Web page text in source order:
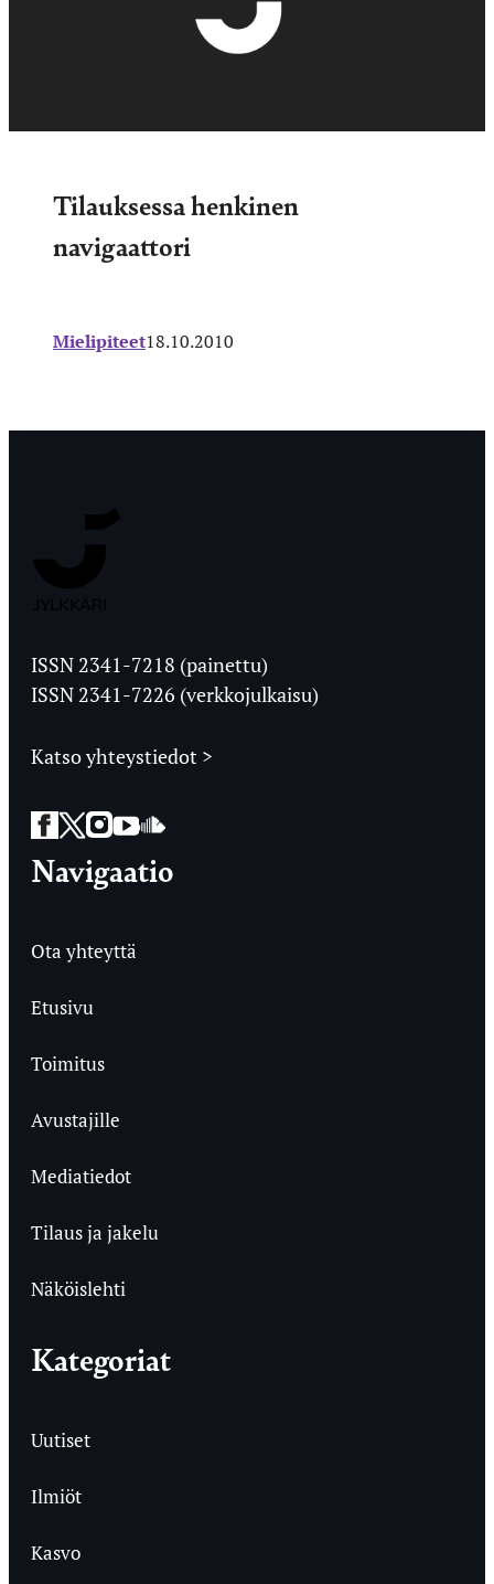
Tilauksessa henkinen
navigaattori
Mielipiteet18.10.2010
Ylioppilaslehti
ISSN 2341-7218 (painettu)
ISSN 2341-7226 (verkkojulkaisu)
Katso yhteystiedot >
Facebook
Twitter
Instagram
YouTube
SoundCloud
Navigaatio
Ota yhteyttä
Etusivu
Toimitus
Avustajille
Mediatiedot
Tilaus ja jakelu
Näköislehti
Kategoriat
Uutiset
Ilmiöt
Kasvo